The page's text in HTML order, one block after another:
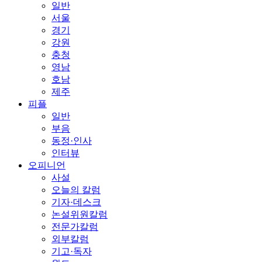
일반
서울
경기
강원
충청
영남
호남
제주
피플
일반
부음
동정·인사
인터뷰
오피니언
사설
오늘의 칼럼
기자·데스크
논설위원칼럼
전문가칼럼
외부칼럼
기고·독자